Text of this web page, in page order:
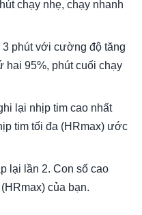
chạy nhẹ, chạy nhanh
phút với cường độ tăng
hai 95%, phút cuối chạy
lại nhịp tim cao nhất
tim tối đa (HRmax) ước
lại lần 2. Con số cao
của bạn.